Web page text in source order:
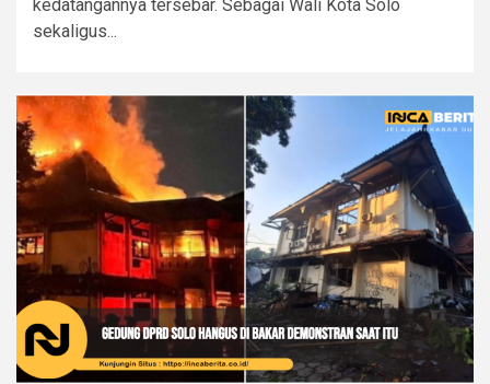
kedatangannya tersebar. Sebagai Wali Kota Solo
sekaligus...